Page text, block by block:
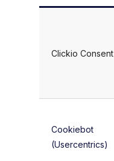
Clickio Consent
Cookiebot
(Usercentrics)